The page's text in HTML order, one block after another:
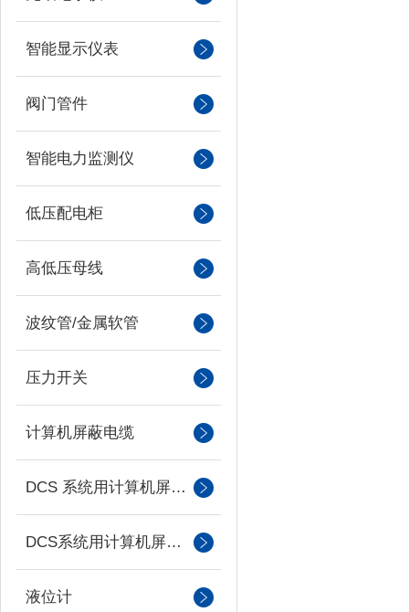
智能显示仪表
阀门管件
智能电力监测仪
低压配电柜
高低压母线
波纹管/金属软管
压力开关
计算机屏蔽电缆
DCS 系统用计算机屏蔽电缆
DCS系统用计算机屏蔽电缆
液位计